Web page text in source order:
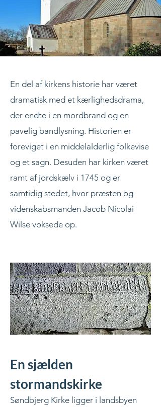
En del af kirkens historie har været
dramatisk med et kærlighedsdrama,
der endte i en mordbrand og en
pavelig bandlysning. Historien er
foreviget i en middelalderlig folkevise
og et sagn. Desuden har kirken været
ramt af jordskælv i 1745 og er
samtidig stedet, hvor præsten og
videnskabsmanden Jacob Nicolai
Wilse voksede op.
En sjælden
stormandskirke
Søndbjerg Kirke ligger i landsbyen